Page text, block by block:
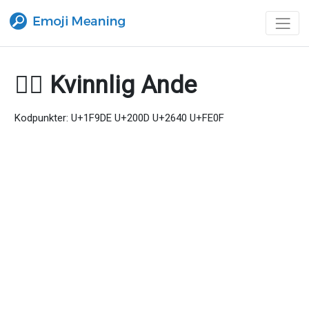
🧞‍♀️ Kvinnlig Ande
Kodpunkter: U+1F9DE U+200D U+2640 U+FE0F